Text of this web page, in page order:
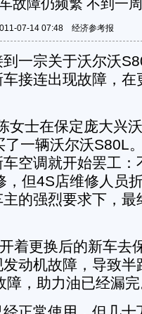
故障仍频繁 不到一
07-14 07:48 经济参考报
宗关于沃尔沃
接连出现故障，
士在保定庞大兴沃
一辆沃尔沃S80L
空调就开始罢工
，但4S店维修人员
的强烈要求下，
更换后的新车去
动机故障，导致
障，助力油已经漏